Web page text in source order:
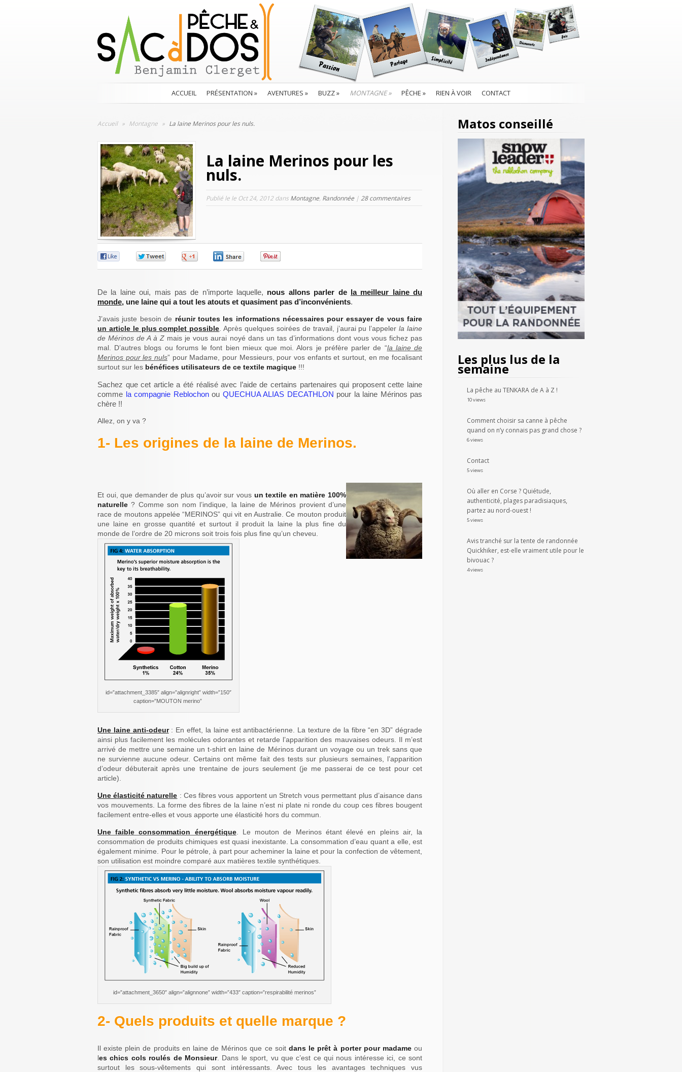
ACCUEIL PRÉSENTATION » AVENTURES » BUZZ» MONTAGNE» PÊCHE » RIEN À VOIR CONTACT
Accueil » Montagne » La laine Merinos pour les nuls.
La laine Merinos pour les
nuls.
Publié le le Oct 24, 2012 dans Montagne, Randonnée | 28 commentaires
De la laine oui, mais pas de n’importe laquelle, nous allons parler de la meilleur laine du
monde, une laine qui a tout les atouts et quasiment pas d’inconvénients.
J’avais juste besoin de réunir toutes les informations nécessaires pour essayer de vous faire
un article le plus complet possible . Après quelques soirées de travail, j’aurai pu l’appelerla laine
de Mérinos de A à Z mais je vous aurai noyé dans un tas d’informations dont vous vous fichez pas
mal. D’autres blogs ou forums le font bien mieux que moi. Alors je préfère parler de “la laine de
Merinos pour les nuls” pour Madame, pour Messieurs, pour vos enfants et surtout, en me focalisant
surtout sur les bénéfices utilisateurs de ce textile magique !!!
Sachez que cet article a été réalisé avec l’aide de certains partenaires qui proposent cette laine
comme la compagnie Reblochonou QUECHUA ALIAS DECATHLON pour la laine Mérinos pas
chère !!
Allez, on y va ?
1- Les origines de la laine de Merinos.
Et oui, que demander de plus qu’avoir sur vous un textile en matière 100%
naturelle ? Comme son nom l’indique, la laine de Mérinos provient d’une
race de moutons appelée “MERINOS” qui vit en Australie. Ce mouton produit
une laine en grosse quantité et surtout il produit la laine la plus fine du
monde de l’ordre de 20 microns soit trois fois plus fine qu’un cheveu.
id=”attachment_3385″ align=”alignright” width=”150″
caption=”MOUTON merino”
Une laine anti-odeur : En effet, la laine est antibactérienne. La texture de la fibre “en 3D” dégrade
ainsi plus facilement les molécules odorantes et retarde l’apparition des mauvaises odeurs. Il m’est
arrivé de mettre une semaine un t-shirt en laine de Mérinos durant un voyage ou un trek sans que
ne survienne aucune odeur. Certains ont même fait des tests sur plusieurs semaines, l’apparition
d’odeur débuterait après une trentaine de jours seulement (je me passerai de ce test pour cet
article).
Une élasticité naturelle : Ces fibres vous apportent un Stretch vous permettant plus d’aisance dans
vos mouvements. La forme des fibres de la laine n’est ni plate ni ronde du coup ces fibres bougent
facilement entre-elles et vous apporte une élasticité hors du commun.
Une faible consommation énergétique. Le mouton de Merinos étant élevé en pleins air, la
consommation de produits chimiques est quasi inexistante. La consommation d’eau quant a elle, est
également minime. Pour le pétrole, à part pour acheminer la laine et pour la confection de vêtement,
son utilisation est moindre comparé aux matières textile synthétiques.
id=”attachment_3650″ align=”alignnone” width=”433″ caption=”respirabilité merinos”
2- Quels produits et quelle marque ?
Il existe plein de produits en laine de Mérinos que ce soit dans le prêt à porter pour madameou
les chics cols roulés de Monsieur. Dans le sport, vu que c’est ce qui nous intéresse ici, ce sont
surtout les sous-vêtements qui sont intéressants. Avec tous les avantages techniques vus
Matos conseillé
Les plus lus de la
semaine
La pêche au TENKARA de A à Z !
10 views
Comment choisir sa canne à pêche
quand on n’y connais pas grand chose ?
6 views
Contact
5 views
Où aller en Corse ? Quiétude,
authenticité, plages paradisiaques,
partez au nord-ouest !
5 views
Avis tranché sur la tente de randonnée
Quickhiker, est-elle vraiment utile pour le
bivouac ?
4 views